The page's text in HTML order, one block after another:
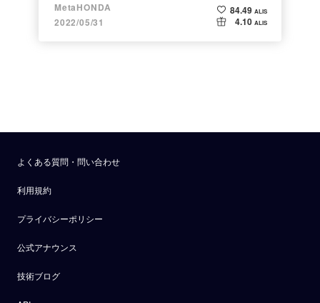
MetaHONDA
2022/05/31
84.49 ALIS
4.10 ALIS
よくある質問・問い合わせ
利用規約
プライバシーポリシー
公式アナウンス
技術ブログ